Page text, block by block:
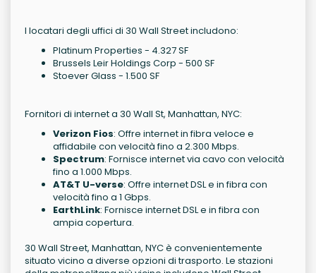
I locatari degli uffici di 30 Wall Street includono:
Platinum Properties - 4.327 SF
Brussels Leir Holdings Corp - 500 SF
Stoever Glass - 1.500 SF
Fornitori di internet a 30 Wall St, Manhattan, NYC:
Verizon Fios: Offre internet in fibra veloce e
affidabile con velocità fino a 2.300 Mbps.
Spectrum: Fornisce internet via cavo con velocità
fino a 1.000 Mbps.
AT&T U-verse: Offre internet DSL e in fibra con
velocità fino a 1 Gbps.
EarthLink: Fornisce internet DSL e in fibra con
ampia copertura.
30 Wall Street, Manhattan, NYC è convenientemente
situato vicino a diverse opzioni di trasporto. Le stazioni